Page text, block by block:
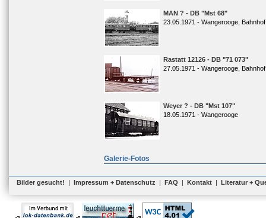
MAN ? - DB "Mst 68"
23.05.1971 - Wangerooge, Bahnhof
Rastatt 12126 - DB "71 073"
27.05.1971 - Wangerooge,
Weyer ? - DB "Mst 107"
18.05.1971 - Wangerooge
Galerie-Fotos
Bilder gesucht! | Impressum + Datenschutz | FAQ | Kontakt | Literatur +